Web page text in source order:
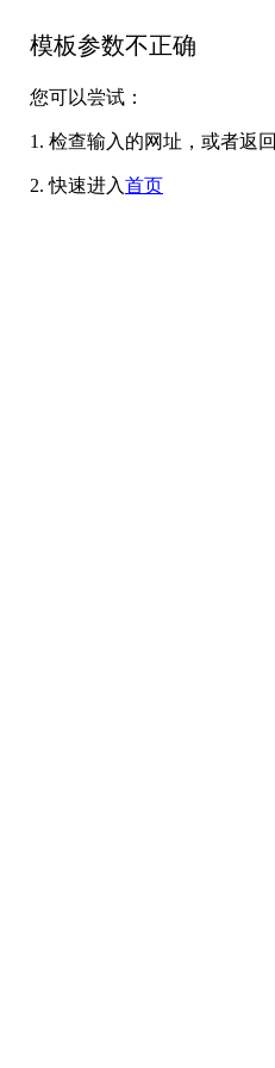
模板参数不正确
您可以尝试：
1. 检查输入的网址，或者返回
2. 快速进入首页